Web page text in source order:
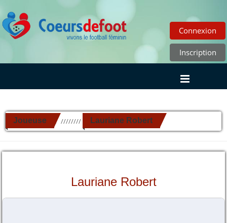
Connexion
Inscription
Joueuse ////////// Lauriane Robert
Lauriane Robert